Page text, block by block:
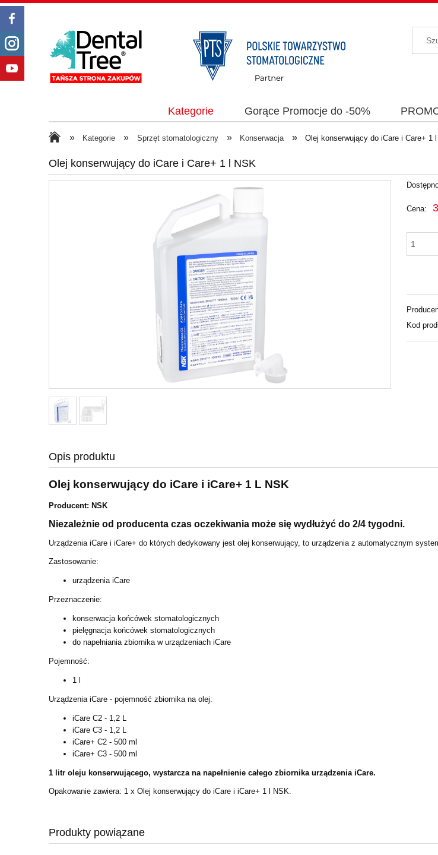
Kategorie Gorące Promocje do -50%
» Kategorie » Sprzęt stomatologiczny » Konserwacja » Olej konserwujący do iCare i Care+ 1
Olej konserwujący do iCare i Care+ 1 l NSK
Cena:
Kod
Opis produktu
Olej konserwujący do iCare i iCare+ 1 L NSK
Producent: NSK
Niezależnie od producenta czas oczekiwania może się wydłużyć do 2/4 tygodni.
Urządzenia iCare i iCare+ do których dedykowany jest olej konserwujący, to urządzenia z automatycznym
Zastosowanie:
urządzenia iCare
Przeznaczenie:
konserwacja końcówek stomatologicznych
pielęgnacja końcówek stomatologicznych
do napełniania zbiornika w urządzeniach iCare
Pojemność:
1 l
Urządzenia iCare - pojemność zbiornika na olej:
iCare C2 - 1,2 L
iCare C3 - 1,2 L
iCare+ C2 - 500 ml
iCare+ C3 - 500 ml
1 litr oleju konserwującego, wystarcza na napełnienie całego zbiornika urządzenia iCare.
Opakowanie zawiera: 1 x Olej konserwujący do iCare i iCare+ 1 l NSK.
Produkty powiązane